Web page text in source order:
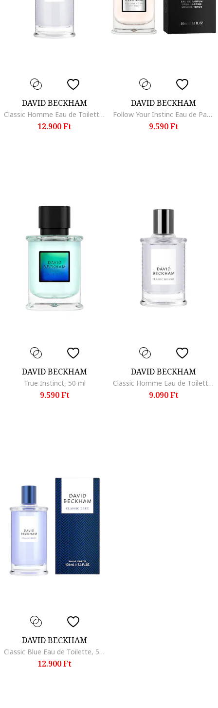
DAVID BECKHAM
Classic Homme Eau de Toilette, 100 ml, 100 ml
12.900 Ft
DAVID BECKHAM
Follow Your Instinc Eau de Parfüm, férfi, 50 ml
9.590 Ft
DAVID BECKHAM
True Instinct, 50 ml
9.590 Ft
DAVID BECKHAM
Classic Homme Eau de Toilette, 100 ml, 50 ml
9.090 Ft
DAVID BECKHAM
Classic Blue Eau de Toilette, 50 ml, 100 ml
12.900 Ft